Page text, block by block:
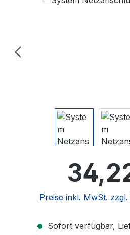
Preise inkl. MwSt.
Sofort verfügbar,